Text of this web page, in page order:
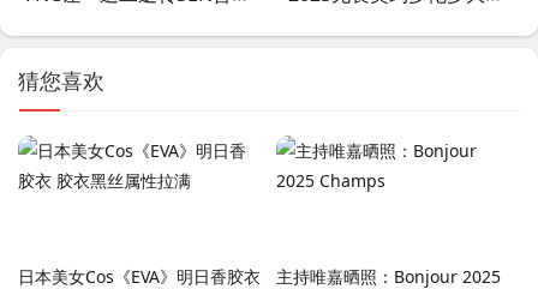
猜您喜欢
日本美女Cos《EVA》明日香胶衣
主持唯嘉晒照：Bonjour 2025